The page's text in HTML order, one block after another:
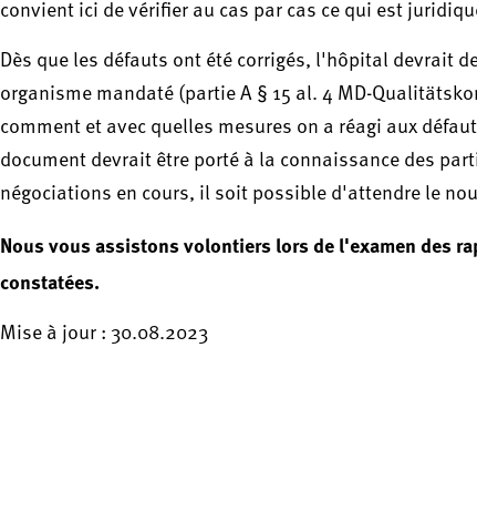
convient ici de vérifier au cas par cas ce qui est
Dès que les défauts ont été corrigés, l'hôpital devrait
organisme mandaté (partie A § 15 al. 4 MD-
comment et avec quelles mesures on a réagi aux
document devrait être porté à la connaissance des
négociations en cours, il soit possible d'attendre le
Nous vous assistons volontiers lors de l'examen des
constatées.
Mise à jour : 30.08.2023